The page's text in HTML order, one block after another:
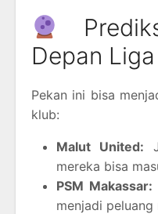
Depan Liga
Pekan ini bisa
klub:
Malut United:
mereka bisa
PSM Makassar:
menjadi